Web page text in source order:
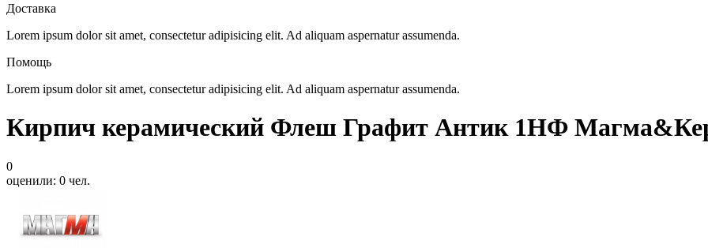
Доставка
Lorem ipsum dolor sit amet, consectetur adipisicing elit. Ad aliquam aspernatur assumenda.
Помощь
Lorem ipsum dolor sit amet, consectetur adipisicing elit. Ad aliquam aspernatur assumenda.
Кирпич керамический Флеш Графит Антик 1НФ
0
оценили: 0 чел.